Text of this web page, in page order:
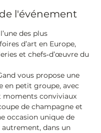
l'événement
des plus
d’art en Europe,
et chefs‑d’œuvre du
vous propose une
en petit groupe, avec
moments conviviaux
de champagne et
occasion unique de
autrement, dans un